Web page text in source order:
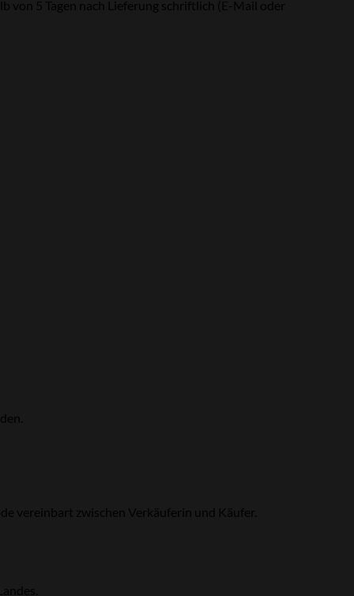
5 Tagen nach Lieferung schriftlich (E-Mail oder
vereinbart zwischen Verkäuferin und Käufer.